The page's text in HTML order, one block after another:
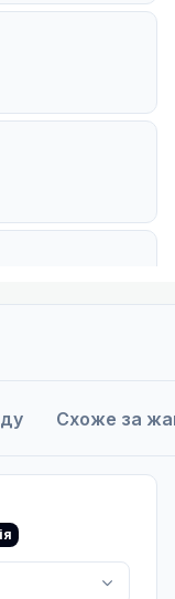
II
Схоже за